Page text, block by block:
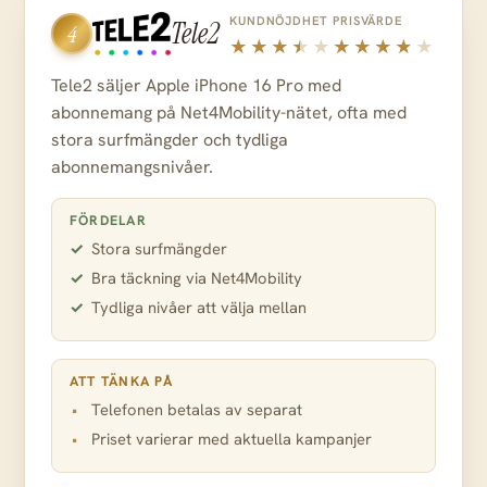
4 Tele2 KUNDNÖJDHET PRISVÄRDE
Tele2 säljer Apple iPhone 16 Pro med
abonnemang på Net4Mobility-nätet, ofta med
stora surfmängder och tydliga
abonnemangsnivåer.
FÖRDELAR
Stora surfmängder
Bra täckning via Net4Mobility
Tydliga nivåer att välja mellan
ATT TÄNKA PÅ
Telefonen betalas av separat
Priset varierar med aktuella kampanjer